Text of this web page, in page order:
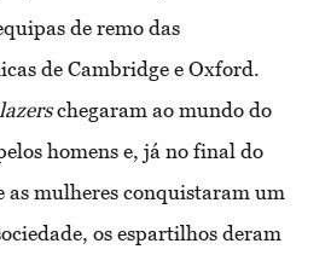
de remo das
de Cambridge e Oxford.
chegaram ao mundo do
homens e, já no final do
as mulheres conquistaram um
os espartilhos deram